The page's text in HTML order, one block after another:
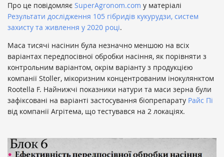
Про це повідомляє SuperAgronom.com у матеріалі
Результати дослідження 105 гібридів кукурудзи, систем
захисту та живлення у 2020 році.
Маса тисячі насінин була незначно меншою на всіх
варіантах передпосівної обробки насіння, як порівняти з
контрольним варіантом, окрім варіанту з продукцією
компанії Stoller, мікоризним концентрованим інокулянктом
Rootella F. Найнижчі показники натури та маси зерна були
зафіксовані на варіанті застосування біопрепарату Райс Пі
від компанії Агрітема, що тестувався на 2 локаціях.